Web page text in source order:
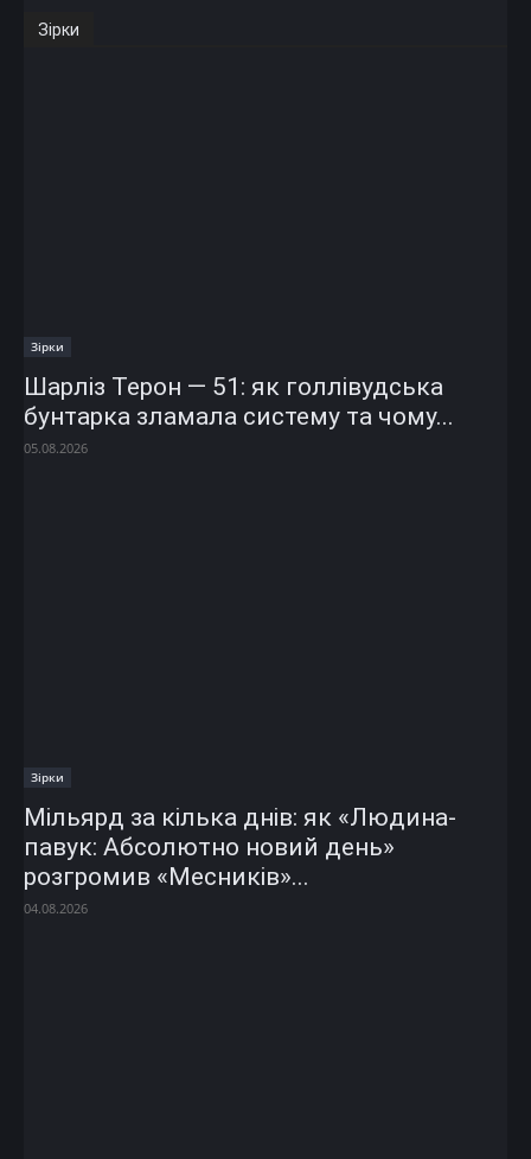
Зірки
Зірки
Шарліз Терон — 51: як голлівудська
бунтарка зламала систему та чому...
05.08.2026
Зірки
Мільярд за кілька днів: як «Людина-
павук: Абсолютно новий день»
розгромив «Месників»...
04.08.2026